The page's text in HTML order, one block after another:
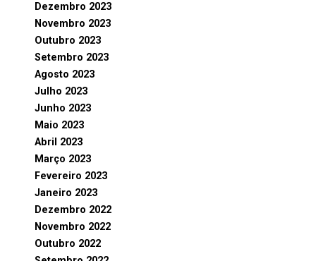
Dezembro 2023
Novembro 2023
Outubro 2023
Setembro 2023
Agosto 2023
Julho 2023
Junho 2023
Maio 2023
Abril 2023
Março 2023
Fevereiro 2023
Janeiro 2023
Dezembro 2022
Novembro 2022
Outubro 2022